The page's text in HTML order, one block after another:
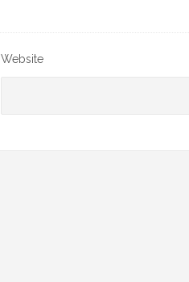
Website